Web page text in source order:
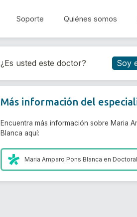
Soporte Quiénes somos
¿Es usted este doctor? Soy
Más información del
Encuentra más información sobre Maria
Blanca aquí:
Maria Amparo Pons Blanca en